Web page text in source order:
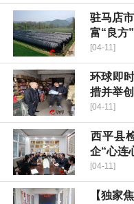
驻马店
富“良方”
[04-11]
环球即
措并举
[04-11]
西平县
企“心连
[04-11]
【独家